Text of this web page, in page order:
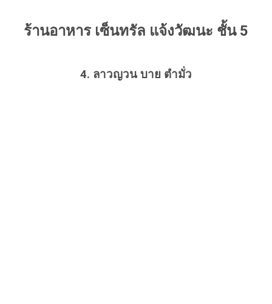
ร้านอาหาร เซ็นทรัล แจ้งวัฒนะ ชั้น 5
4. ลาวญวน บาย ตำมั่ว